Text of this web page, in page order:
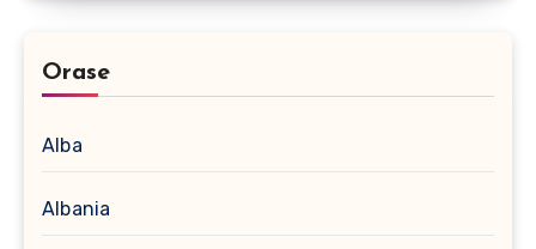
Orase
Alba
Albania